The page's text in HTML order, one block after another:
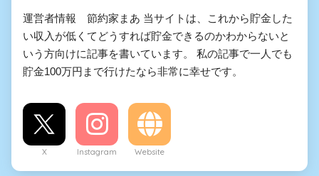
運営者情報 節約家まあ 当サイトは、これから貯金した
い収入が低くてどうすれば貯金できるのかわからないと
いう方向けに記事を書いています。 私の記事で一人でも
貯金100万円まで行けたなら非常に幸せです。
X Instagram Website